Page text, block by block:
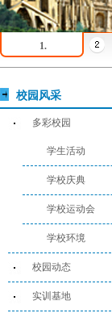
1.
校园风采
多彩校园
学生活动
学校庆典
学校运动会
学校环境
校园动态
实训基地